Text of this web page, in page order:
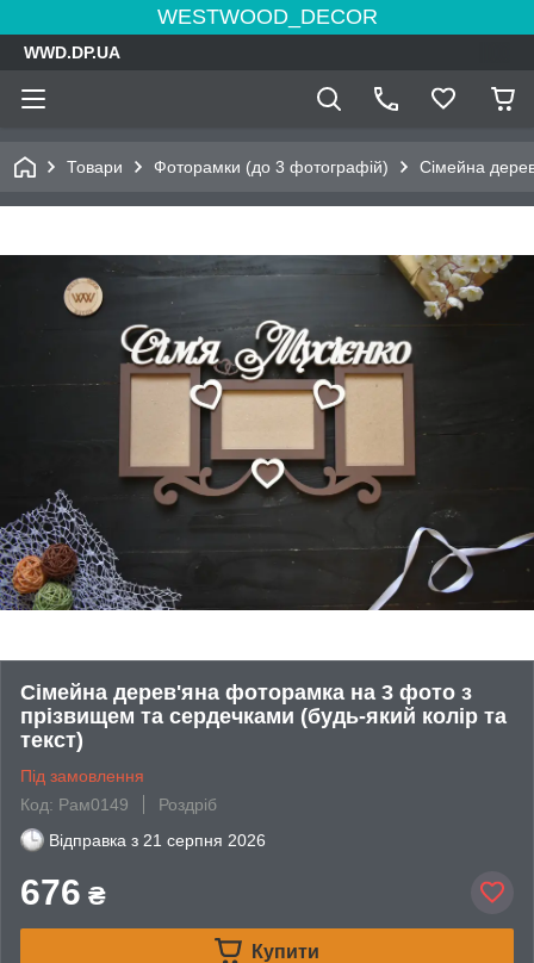
WESTWOOD_DECOR
WWD.DP.UA
Товари Фоторамки (до 3 фотографій) Сімейна
Сімейна дерев'яна фоторамка на 3 фото з
прізвищем та сердечками (будь-який колір та
текст)
Під замовлення
Код: Рам0149
Роздріб
Відправка з 21 серпня 2026
676 ₴
Купити